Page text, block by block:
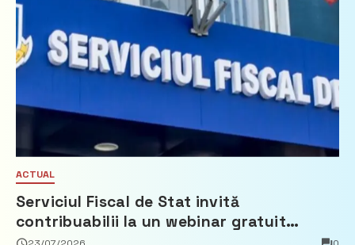
ACTUAL
Serviciul Fiscal de Stat invită
contribuabilii la un webinar gratuit